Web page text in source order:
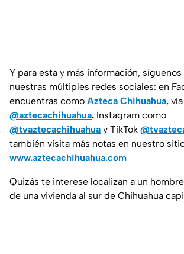
Y para esta y más información,
nuestras múltiples redes sociales: en
encuentras como Azteca Chihuahua,
@aztecachihuahua. Instagram como
@tvaztecachihuahua y TikTok
también visita más notas en nuestro
www.aztecachihuahua.com
Quizás te interese localizan a un
de una vivienda al sur de Chihuahua